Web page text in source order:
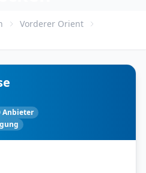
Vorderer Orient
Anbieter